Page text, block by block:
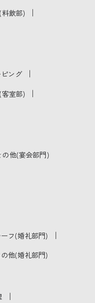
飲部) ｜
ング ｜
室部) ｜
の他(宴会部門)
フ(婚礼部門) ｜
の他(婚礼部門)
｜